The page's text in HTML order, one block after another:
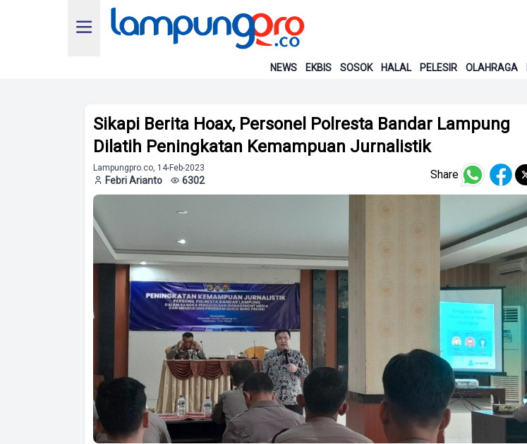
NEWS EKBIS SOSOK HALAL PELESIR OLAHRAGA
Sikapi Berita Hoax, Personel Polresta Bandar Lampung
Dilatih Peningkatan Kemampuan Jurnalistik
Lampungpro.co, 14-Feb-2023
Febri Arianto 6302 Share